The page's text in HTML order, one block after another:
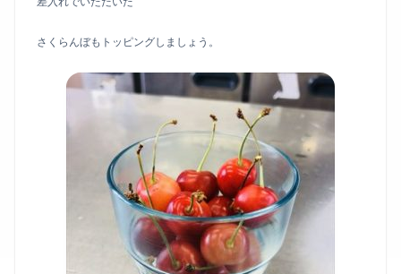
さくらんぼもトッピングしましょう。